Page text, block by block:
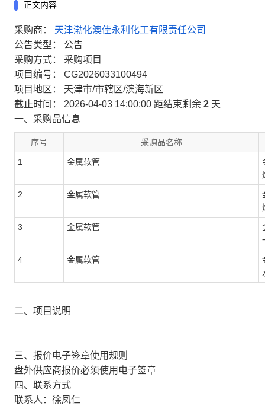
正文内容
采购商：
天津渤化澳佳永利化工有限责任公司
公告类型：
公告
采购方式：
采购项目
项目编号：
CG2026033100494
项目地区：
天津市/市辖区/滨海新区
截止时间：
2026-04-03 14:00:00 距结束剩余 2 天
一、采购品信息
序号 采购品名称
1 金属软管
2 金属软管
3 金属软管
4 金属软管
二、项目说明
三、报价电子签章使用规则
盘外供应商报价必须使用电子签章
四、联系方式
联系人：徐凤仁